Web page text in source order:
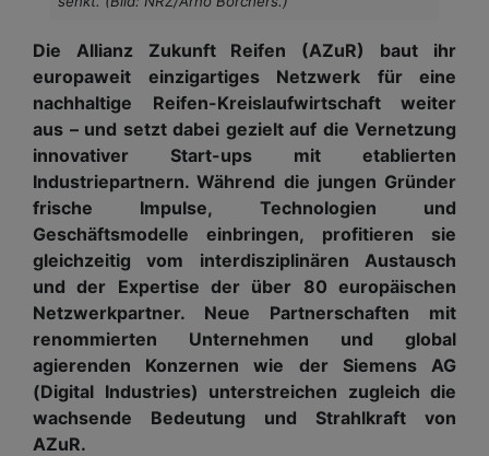
Die Allianz Zukunft Reifen (AZuR) baut ihr
europaweit einzigartiges Netzwerk für eine
nachhaltige Reifen-Kreislaufwirtschaft weiter
aus – und setzt dabei gezielt auf die Vernetzung
innovativer Start-ups mit etablierten
Industriepartnern. Während die jungen Gründer
frische Impulse, Technologien und
Geschäftsmodelle einbringen, profitieren sie
gleichzeitig vom interdisziplinären Austausch
und der Expertise der über 80 europäischen
Netzwerkpartner. Neue Partnerschaften mit
renommierten Unternehmen und global
agierenden Konzernen wie der Siemens AG
(Digital Industries) unterstreichen zugleich die
wachsende Bedeutung und Strahlkraft von
AZuR.